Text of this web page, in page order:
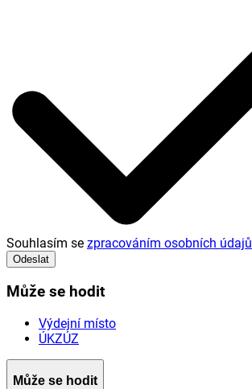
Souhlasím se zpracováním osobních údajů
Odeslat
Může se hodit
Výdejní místo
ÚKZÚZ
Může se hodit